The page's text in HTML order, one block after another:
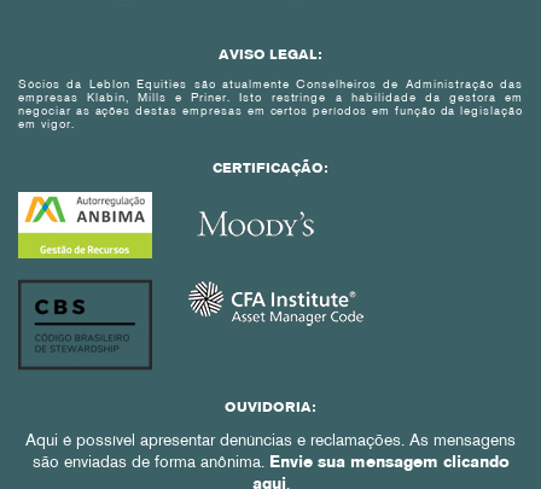
AVISO LEGAL:
Sócios da Leblon Equities são atualmente Conselheiros de Administração das
empresas Klabin, Mills e Priner. Isto restringe a habilidade da gestora em
negociar as ações destas empresas em certos períodos em função da legislação
em vigor.
CERTIFICAÇÃO:
OUVIDORIA:
Aqui é possível apresentar denúncias e reclamações. As mensagens
são enviadas de forma anônima. Envie sua mensagem clicando
aqui.